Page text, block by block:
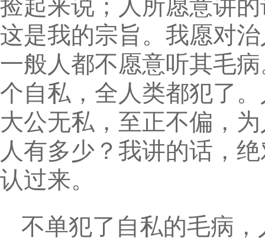
捡起来说；人所愿意讲
这是我的宗旨。我愿对
一般人都不愿意听其毛
个自私，全人类都犯了
大公无私，至正不偏，
人有多少？我讲的话，
认过来。
不单犯了自私的毛病